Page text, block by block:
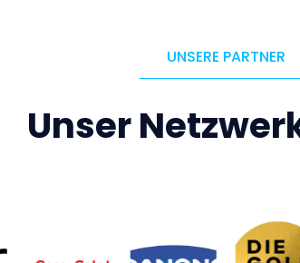
UNSERE PARTNER
Unser